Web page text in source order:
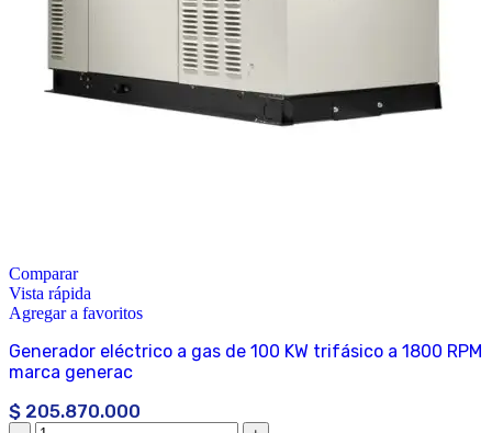
Comparar
Vista rápida
Agregar a favoritos
Generador eléctrico a gas de 100 KW trifásico a 1800 RPM
marca generac
$ 205.870.000